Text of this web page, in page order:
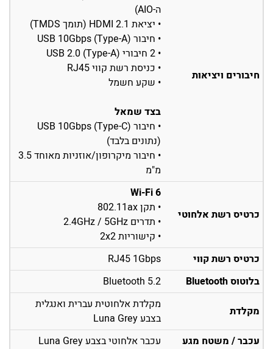
חיבורים ויציאות
ה-AIO)
• יציאת HDMI 2.1 (תומך TMDS)
• חיבור USB 10Gbps (Type-A)
• 2 חיבורי USB 2.0 (Type-A)
• כניסת רשת קווי RJ45
• שקע חשמל
בצד שמאל
• חיבור USB 10Gbps (Type-C)
(נתונים בלבד)
• חיבור מיקרופון/אוזניות מאוחד 3.5
מ"מ
כרטיס רשת אלחוטי
Wi-Fi 6
• תקן 802.11ax
• תדרים 2.4GHz / 5GHz
• קישוריות 2x2
כרטיס רשת קווי
RJ45 1Gbps
בלוטוס Bluetooth
Bluetooth 5.2
מקלדת
מקלדת אלחוטית עברית ואנגלית
בצבע Luna Grey
עכבר / משטח מגע
עכבר אלחוטי בצבע Luna Grey